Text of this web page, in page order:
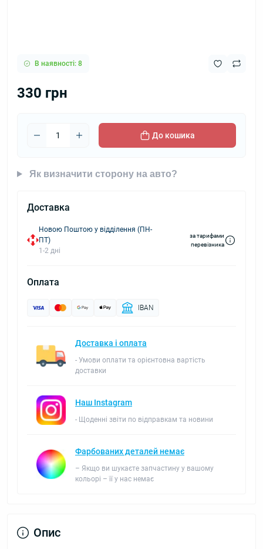
В наявності: 8
330 грн
До кошика
Як визначити сторону на авто?
Доставка
Новою Поштою у відділення (ПН-
ПТ)
1-2 дні
за тарифами
перевізника
Оплата
IBAN
Доставка і оплата
- Умови оплати та орієнтовна вартість
доставки
Наш Instagram
- Щоденні звіти по відправкам та новини
Фарбованих деталей немає
– Якщо ви шукаєте запчастину у вашому
кольорі – її у нас немає
Опис